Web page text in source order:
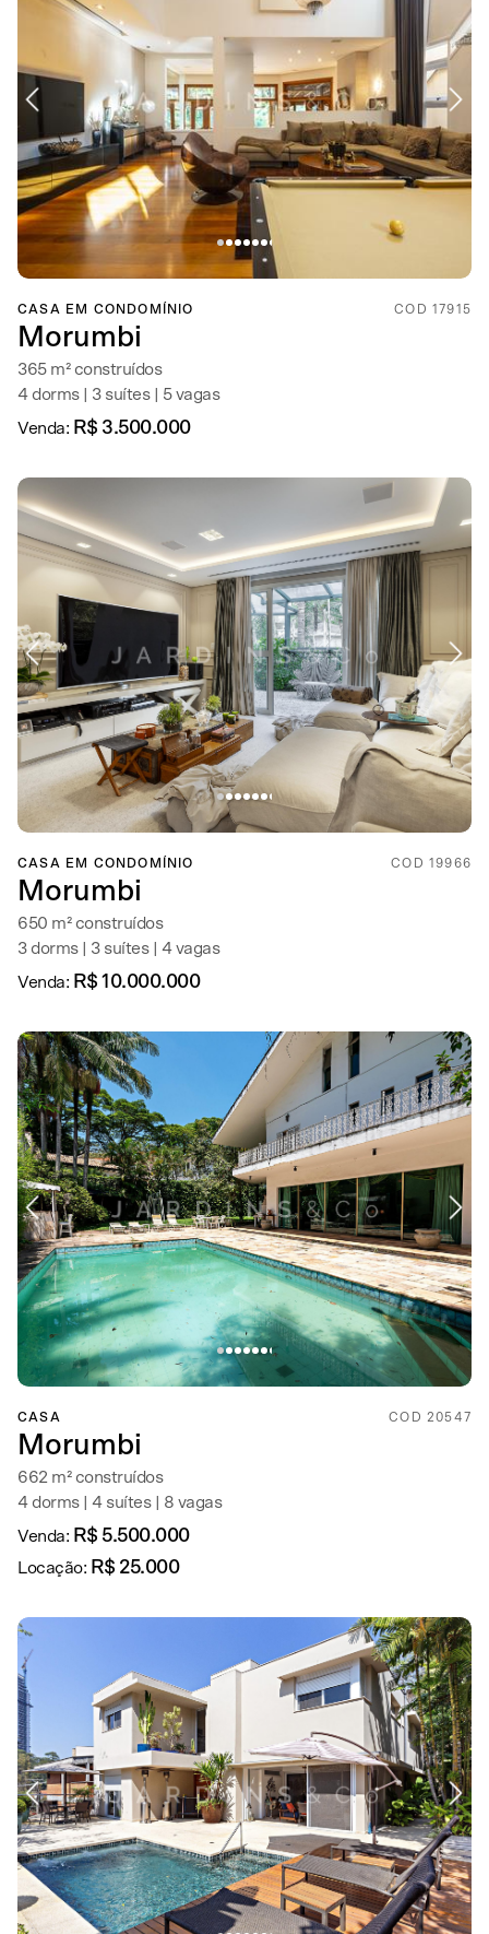
CASA EM CONDOMÍNIO COD 17915
Morumbi
365 m² construídos
4 dorms | 3 suítes | 5 vagas
Venda: R$ 3.500.000
CASA EM CONDOMÍNIO COD 19966
Morumbi
650 m² construídos
3 dorms | 3 suítes | 4 vagas
Venda: R$ 10.000.000
CASA COD 20547
Morumbi
662 m² construídos
4 dorms | 4 suítes | 8 vagas
Venda: R$ 5.500.000
Locação: R$ 25.000